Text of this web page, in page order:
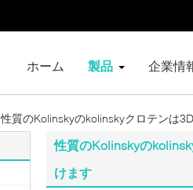
ホーム 製品 企業情
性質のKolinskyのkolinskyクロテンは
性質のKolinskyの
けます